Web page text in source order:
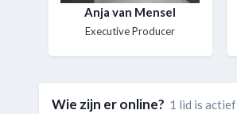
Anja van Mensel
Executive Producer
Wie zijn er online? 1 lid is actief